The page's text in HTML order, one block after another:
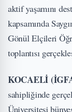
aktif yaşamını
kapsamında
Gönül Elçileri
toplantısı
KOCAELİ
sahipliğinde
Üniversitesi